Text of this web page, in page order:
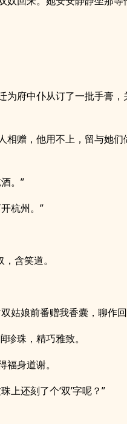
为府中仆从订了一批手膏，
相赠，他用不上，留与她们
。”
杭州。”
含笑道。
姑娘前番赠我香囊，聊作
珠，精巧雅致。
身道谢。
上还刻了个‘双’字呢？”